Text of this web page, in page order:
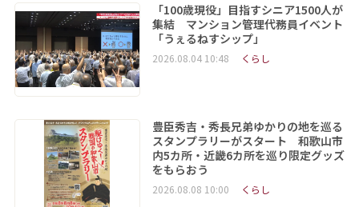
「100歳現役」目指すシニア1500人が
集結 マンション管理代務員イベント
「うぇるねすシップ」
2026.08.04 10:48 くらし
豊臣秀吉・秀長兄弟ゆかりの地を巡る
スタンプラリーがスタート 和歌山市
内5カ所・近畿6カ所を巡り限定グッズ
をもらおう
2026.08.08 10:00 くらし